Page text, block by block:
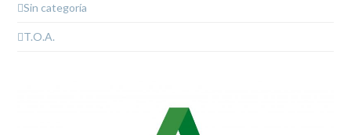
Sin categoría
T.O.A.